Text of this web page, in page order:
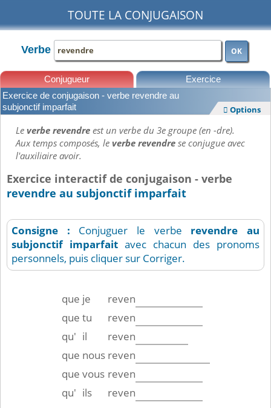
TOUTE LA CONJUGAISON
Verbe OK
Conjugueur Exercice
Leçons
Exercice de conjugaison - verbe revendre au
subjonctif imparfait
 Options
Leverbe revendreest un verbe du 3e groupe (en -dre).
Aux temps composés, leverbe revendrese conjugue avec
l'auxiliaire avoir.
Exercice interactif de conjugaison - verbe
revendre au subjonctif imparfait
Consigne : Conjuguer le verbe revendre
au
subjonctif imparfait avec chacun des pronoms
personnels, puis cliquer sur Corriger.
que je
reven
que tu
reven
qu' il
reven
que nous reven
que vous reven
qu' ils reven